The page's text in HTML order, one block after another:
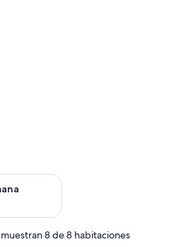
el próximo fin de semana,
8 de 8 habitaciones